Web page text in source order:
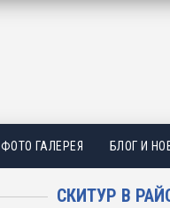
ФОТО ГАЛЕРЕЯ БЛОГ И
СКИТУР В